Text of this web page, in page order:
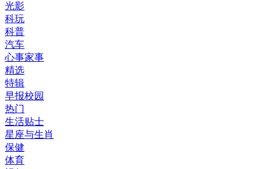
光影
科玩
科普
汽车
心事家事
精选
特辑
早报校园
热门
生活贴士
星座与生肖
保健
体育